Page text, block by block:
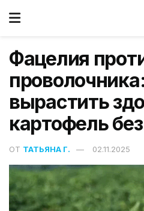
Фацелия
вырастить
картофель
ОТ ТАТЬЯНА Г. 02.11.2025